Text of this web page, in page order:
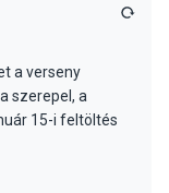
a verseny
szerepel, a
15-i feltöltés